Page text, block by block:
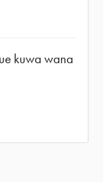
kuwa wana